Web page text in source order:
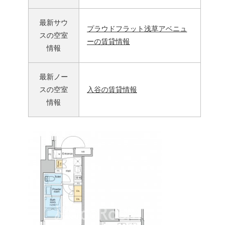
最新サウ
スの空室
情報
プラウドフラット浅草アベニュ
ーの賃貸情報
最新ノー
スの空室
情報
入谷の賃貸情報